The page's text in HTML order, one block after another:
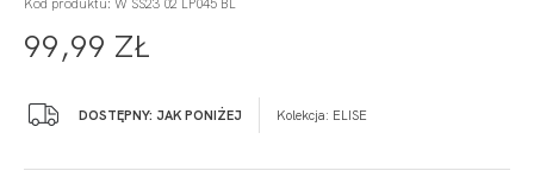
Kod produktu: W SS23 02 LP045 BL
99,99 ZŁ
DOSTĘPNY: JAK PONIŻEJ Kolekcja: ELISE